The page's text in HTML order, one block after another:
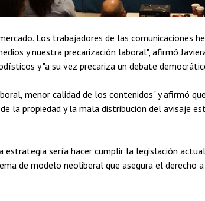
Los trabajadores de las comunicaciones
y nuestra precarización laboral", afirmó
y "a su vez precariza un debate
menor calidad de los contenidos" y afirmó
la propiedad y la mala distribución del avisaje
estrategia sería hacer cumplir la legislación
de modelo neoliberal que asegura el derecho